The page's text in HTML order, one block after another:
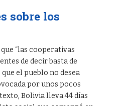
sobre los
“las cooperativas
de decir basta de
el pueblo no desea
por unos pocos
Bolivia lleva 44 días